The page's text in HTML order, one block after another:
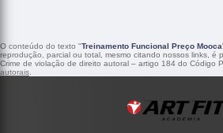
O conteúdo do texto "Treinamento Funcional Preço Mooca
reprodução, parcial ou total, mesmo citando nossos links, é
Crime de violação de direito autoral – artigo 184 do Código
autorais